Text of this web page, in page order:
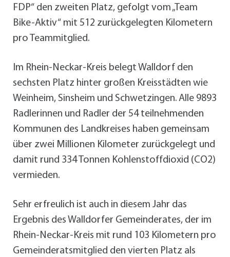
FDP“ den zweiten Platz, gefolgt vom „Team
Bike-Aktiv“ mit 512 zurückgelegten Kilometern
pro Teammitglied.
Im Rhein-Neckar-Kreis belegt Walldorf den
sechsten Platz hinter großen Kreisstädten wie
Weinheim, Sinsheim und Schwetzingen. Alle 9893
Radlerinnen und Radler der 54 teilnehmenden
Kommunen des Landkreises haben gemeinsam
über zwei Millionen Kilometer zurückgelegt und
damit rund 334 Tonnen Kohlenstoffdioxid (CO2)
vermieden.
Sehr erfreulich ist auch in diesem Jahr das
Ergebnis des Walldorfer Gemeinderates, der im
Rhein-Neckar-Kreis mit rund 103 Kilometern pro
Gemeinderatsmitglied den vierten Platz als